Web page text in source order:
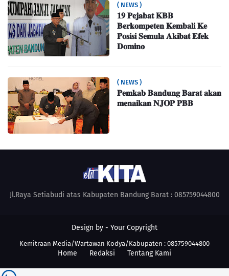
( NEWS )
𝟏𝟗 𝐏𝐞𝐣𝐚𝐛𝐚𝐭 𝐊𝐁𝐁
𝐁𝐞𝐫𝐤𝐨𝐦𝐩𝐞𝐭𝐞𝐧 𝐊𝐞𝐦𝐛𝐚𝐥𝐢 𝐊𝐞
𝐏𝐨𝐬𝐢𝐬𝐢 𝐒𝐞𝐦𝐮𝐥𝐚 𝐀𝐤𝐢𝐛𝐚𝐭 𝐄𝐟𝐞𝐤
𝐃𝐨𝐦𝐢𝐧𝐨
( NEWS )
𝐏𝐞𝐦𝐤𝐚𝐛 𝐁𝐚𝐧𝐝𝐮𝐧𝐠 𝐁𝐚𝐫𝐚𝐭 𝐚𝐤𝐚𝐧
𝐦𝐞𝐧𝐚𝐢𝐤𝐚𝐧 𝐍𝐉𝐎𝐏 𝐏𝐁𝐁
Jl.Raya Setiabudi atas Kabupaten Bandung Barat : 085759044800
Design by - Your Copyright
Kemitraan Media/Wartawan Kodya/Kabupaten : 085759044800
Home Redaksi Tentang Kami